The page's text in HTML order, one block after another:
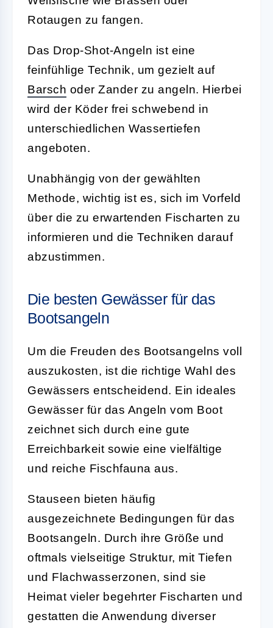
Rotaugen zu fangen.
Das Drop-Shot-Angeln ist eine
feinfühlige Technik, um gezielt auf
Barsch oder Zander zu angeln. Hierbei
wird der Köder frei schwebend in
unterschiedlichen Wassertiefen
angeboten.
Unabhängig von der gewählten
Methode, wichtig ist es, sich im Vorfeld
über die zu erwartenden Fischarten zu
informieren und die Techniken darauf
abzustimmen.
Die besten Gewässer für das
Bootsangeln
Um die Freuden des Bootsangelns voll
auszukosten, ist die richtige Wahl des
Gewässers entscheidend. Ein ideales
Gewässer für das Angeln vom Boot
zeichnet sich durch eine gute
Erreichbarkeit sowie eine vielfältige
und reiche Fischfauna aus.
Stauseen bieten häufig
ausgezeichnete Bedingungen für das
Bootsangeln. Durch ihre Größe und
oftmals vielseitige Struktur, mit Tiefen
und Flachwasserzonen, sind sie
Heimat vieler begehrter Fischarten und
gestatten die Anwendung diverser